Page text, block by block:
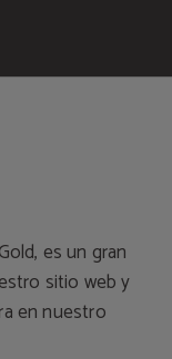
es un gran
sitio web y
en nuestro